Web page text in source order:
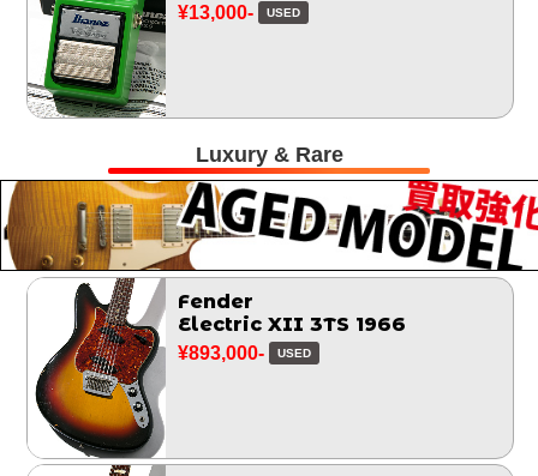
¥13,000- USED
Luxury & Rare
Fender
Electric XII 3TS 1966
¥893,000- USED